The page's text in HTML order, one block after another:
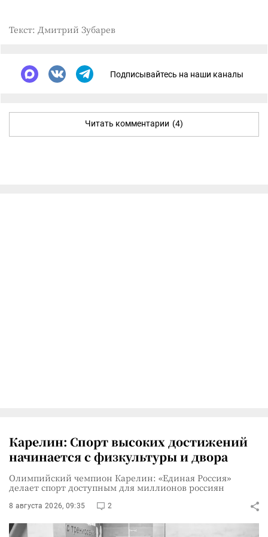
Текст: Дмитрий Зубарев
Подписывайтесь на наши каналы
Читать комментарии (4)
Карелин: Спорт высоких достижений
начинается с физкультуры и двора
Олимпийский чемпион Карелин: «Единая Россия»
делает спорт доступным для миллионов россиян
8 августа 2026, 09:35 2